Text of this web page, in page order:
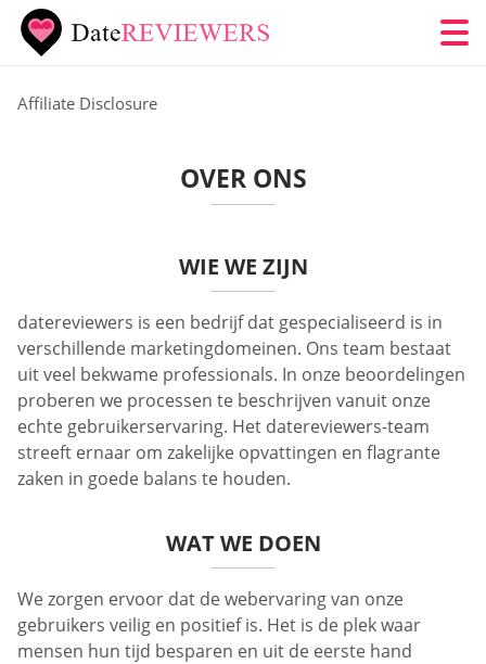
Affiliate Disclosure
OVER ONS
WIE WE ZIJN
datereviewers is een bedrijf dat gespecialiseerd is in
verschillende marketingdomeinen. Ons team bestaat
uit veel bekwame professionals. In onze beoordelingen
proberen we processen te beschrijven vanuit onze
echte gebruikerservaring. Het datereviewers-team
streeft ernaar om zakelijke opvattingen en flagrante
zaken in goede balans te houden.
WAT WE DOEN
We zorgen ervoor dat de webervaring van onze
gebruikers veilig en positief is. Het is de plek waar
mensen hun tijd besparen en uit de eerste hand